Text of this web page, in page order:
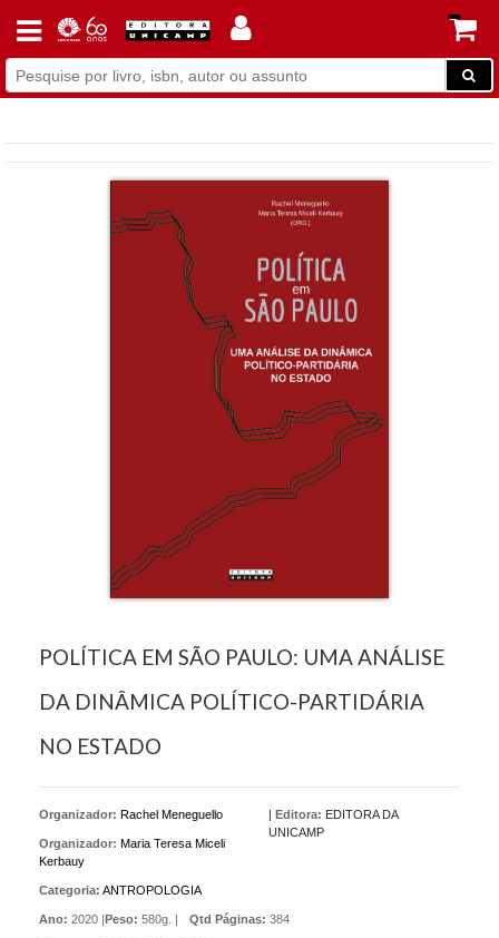
POLÍTICA EM SÃO PAULO: UMA ANÁLISE
DA DINÂMICA POLÍTICO-PARTIDÁRIA
NO ESTADO
Organizador: Rachel Meneguello
Organizador: Maria Teresa Miceli
Kerbauy
|Editora: EDITORA DA
UNICAMP
Categoria: ANTROPOLOGIA
Ano: 2020 |Peso: 580g. | Qtd Páginas: 384